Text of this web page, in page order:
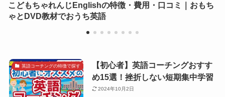
どもちゃれんじEnglishの特徴・費用・口コミ｜おもち
とDVD教材でおうち英語
英語コーチングの特徴で探す
【初心者】英語コーチングおすす
め15選！挫折しない短期集中学習
2024年10月2日